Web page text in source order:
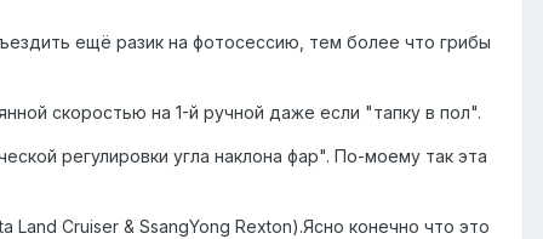
ещё разик на фотосессию, тем более что грибы
скоростью на 1-й ручной даже если "тапку в пол".
регулировки угла наклона фар". По-моему так эта
Cruiser & SsangYong Rexton).Ясно конечно что это